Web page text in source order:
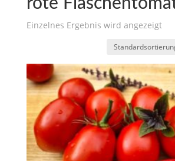
rote
Einzelnes Ergebnis wird angezeigt